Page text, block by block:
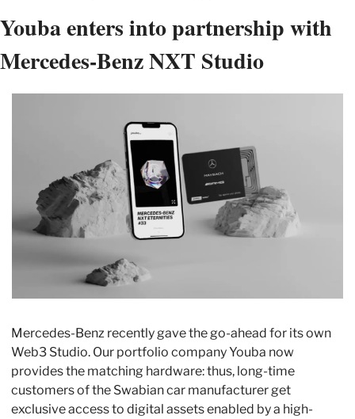
Youba enters into partnership with
Mercedes-Benz NXT Studio
Mercedes-Benz recently gave the go-ahead for its own
Web3 Studio. Our portfolio company Youba now
provides the matching hardware: thus, long-time
customers of the Swabian car manufacturer get
exclusive access to digital assets enabled by a high-